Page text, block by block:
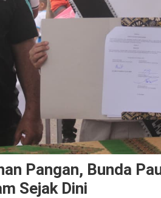
Pangan, Bunda
Sejak Dini